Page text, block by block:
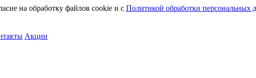
на обработку файлов cookie и с Политикой обработки персональных
Акции